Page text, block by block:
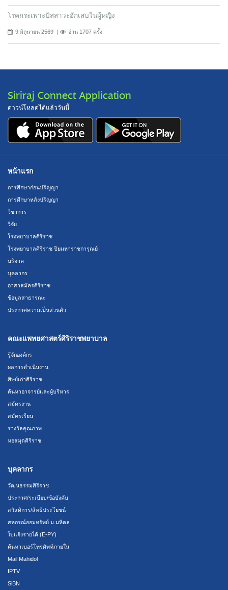
โรคกระเพาะปัสสาวะอักเสบในผู้หญิง
9 มิถุนายน 2569 อ่าน 1707 ครั้ง
Siriraj Connect Application
ดาวน์โหลดได้แล้ววันนี้
หน้าแรก
การศึกษาก่อนปริญญา
การศึกษาหลังปริญญา
วิชาการ
วิจัย
โรงพยาบาลศิริราช
โรงพยาบาลศิริราช ปิยมหาราชการุณย์
บริจาค
บุคลากร
อาสาสมัครศิริราช
ข้อมูลสาธารณะ
ประกาศความเป็นส่วนตัว
คณะแพทยศาสตร์ศิริราชพยาบาล
รู้จักองค์กร
ผลการดำเนินงาน
ศิษย์เก่าศิริราช
ค้นหาอาจารย์และผู้บริหาร
สมัครงาน
สมัครเรียน
รางวัลคุณภาพ
หอสมุดศิริราช
บุคลากร
วัฒนธรรมศิริราช
ประกาศ/ระเบียบ/ข้อบังคับ
สวัสดิการ/สิทธิประโยชน์
สหกรณ์ออมทรัพย์ ม.มหิดล
ใบแจ้งรายได้ (E-PY)
ค้นหาเบอร์โทรศัพท์ภายใน
Mail Mahidol
IPTV
SiBN